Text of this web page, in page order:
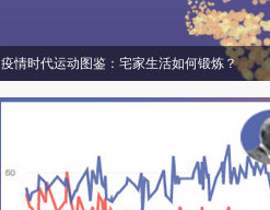
疫情时代运动图鉴：宅家生活如何锻炼？